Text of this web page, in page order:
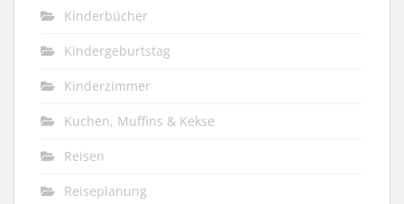
Kinderbücher
Kindergeburtstag
Kinderzimmer
Kuchen, Muffins & Kekse
Reisen
Reiseplanung